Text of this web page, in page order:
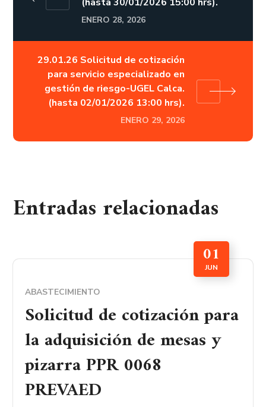
ENERO 28, 2026
29.01.26 Solicitud de cotización
para servicio especializado en
gestión de riesgo-UGEL Calca.
(hasta 02/01/2026 13:00 hrs).
ENERO 29, 2026
Entradas relacionadas
01
JUN
ABASTECIMIENTO
Solicitud de cotización para
la adquisición de mesas y
pizarra PPR 0068
PREVAED